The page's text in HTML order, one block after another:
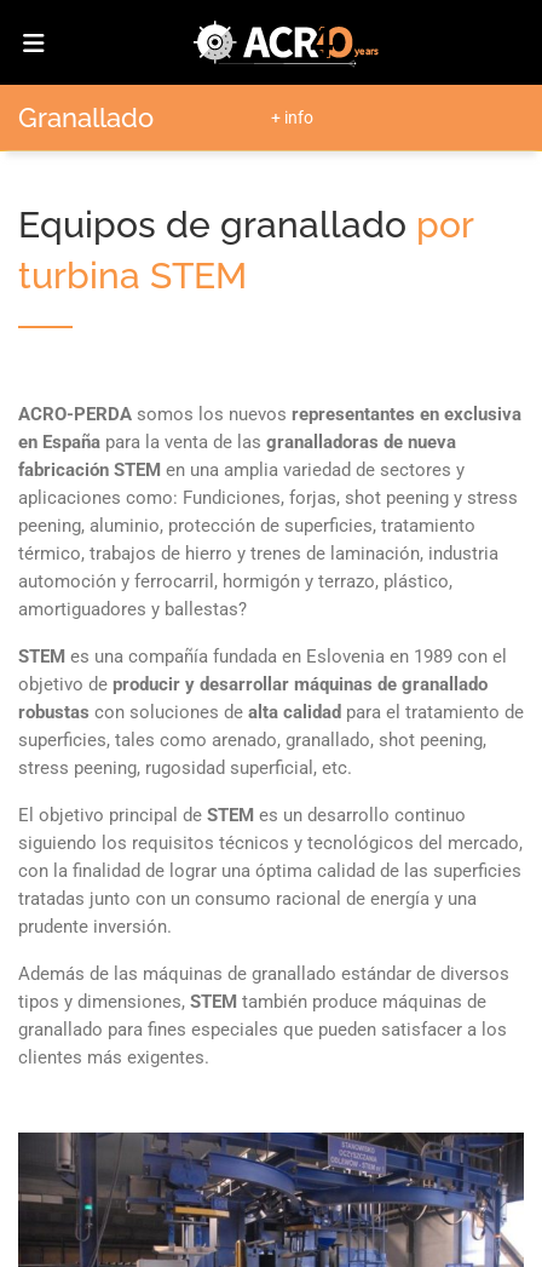
Granallado + info
Equipos de granallado por
turbina STEM
ACRO-PERDA somos los nuevos representantes en exclusiva
en España para la venta de las granalladoras de nueva
fabricación STEM en una amplia variedad de sectores y
aplicaciones como: Fundiciones, forjas, shot peening y stress
peening, aluminio, protección de superficies, tratamiento
térmico, trabajos de hierro y trenes de laminación, industria
automoción y ferrocarril, hormigón y terrazo, plástico,
amortiguadores y ballestas?
STEM es una compañía fundada en Eslovenia en 1989 con el
objetivo de producir y desarrollar máquinas de granallado
robustas con soluciones de alta calidad para el tratamiento de
superficies, tales como arenado, granallado, shot peening,
stress peening, rugosidad superficial, etc.
El objetivo principal de STEM es un desarrollo continuo
siguiendo los requisitos técnicos y tecnológicos del mercado,
con la finalidad de lograr una óptima calidad de las superficies
tratadas junto con un consumo racional de energía y una
prudente inversión.
Además de las máquinas de granallado estándar de diversos
tipos y dimensiones, STEM también produce máquinas de
granallado para fines especiales que pueden satisfacer a los
clientes más exigentes.